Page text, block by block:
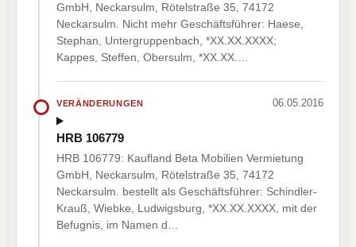
GmbH, Neckarsulm, Rötelstraße 35, 74172
Neckarsulm. Nicht mehr Geschäftsführer: Haese,
Stephan, Untergruppenbach, *XX.XX.XXXX;
Kappes, Steffen, Obersulm, *XX.XX.…
VERÄNDERUNGEN 06.05.2016
HRB 106779
HRB 106779: Kaufland Beta Mobilien Vermietung
GmbH, Neckarsulm, Rötelstraße 35, 74172
Neckarsulm. bestellt als Geschäftsführer: Schindler-
Krauß, Wiebke, Ludwigsburg, *XX.XX.XXXX, mit der
Befugnis, im Namen d…